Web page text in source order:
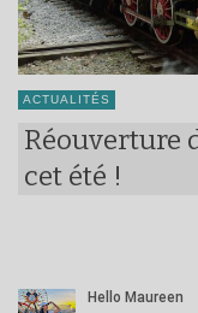
ACTUALITÉS
Réouverture
cet été !